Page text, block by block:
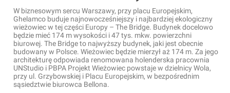
W biznesowym sercu Warszawy, przy placu Europejskim,
Ghelamco buduje najnowocześniejszy i najbardziej ekologiczny
wieżowiec w tej części Europy – The Bridge. Budynek docelowo
będzie mieć 174 m wysokości i 47 tys. mkw. powierzchni
biurowej. The Bridge to najwyższy budynek, jaki jest obecnie
budowany w Polsce. Wieżowiec będzie mierzył aż 174 m. Za jego
architekturę odpowiada renomowana holenderska pracownia
UNStudio i PBPA Projekt Wieżowiec powstaje w dzielnicy Wola,
przy ul. Grzybowskiej i Placu Europejskim, w bezpośrednim
sąsiedztwie biurowca Bellona.